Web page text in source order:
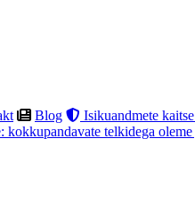
Blog Isikuandmete kaitse